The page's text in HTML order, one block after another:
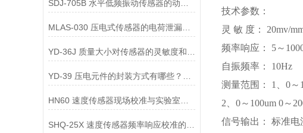
MLAS-030 压电式传感器的电荷泄漏机制是什么？
技术参数：
灵 敏 度： 20mv/
频率响应： 5～
自振频率： 10Hz
测量范围： 1、0～
2、0～100um 0～
信号输出： 标准电